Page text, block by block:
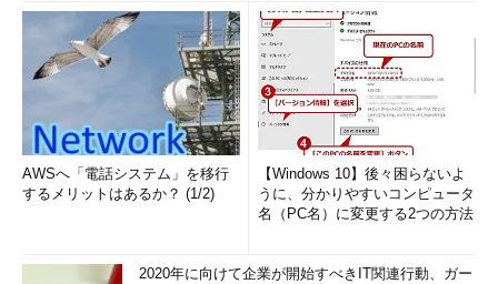
AWSへ「電話システム」を移行
するメリットはあるか？ (1/2)
【Windows 10】後々困らないよ
うに、分かりやすいコンピュータ
名（PC名）に変更する2つの方法
2020年に向けて企業が開始すべきIT関連行動、ガー